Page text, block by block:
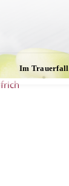
Im Trauerfall